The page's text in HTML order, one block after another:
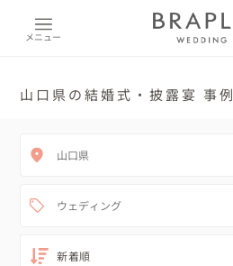
メニュー
山口県の結婚式・披露宴 事例
山口県
ウェディング